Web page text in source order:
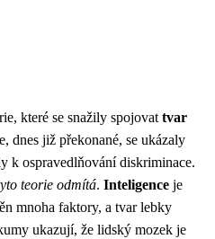
které se snažily spojovat tvar
dnes již překonané, se ukázaly
k ospravedlňování diskriminace.
teorie odmítá. Inteligence je
mnoha faktory, a tvar lebky
ukazují, že lidský mozek je